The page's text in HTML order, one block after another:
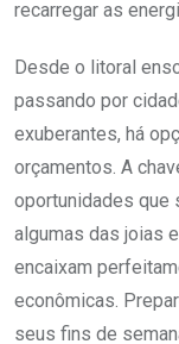
recarregar as
Desde o litoral
passando por
exuberantes, há
orçamentos. A
oportunidades que
algumas das joias
encaixam
econômicas.
seus fins de